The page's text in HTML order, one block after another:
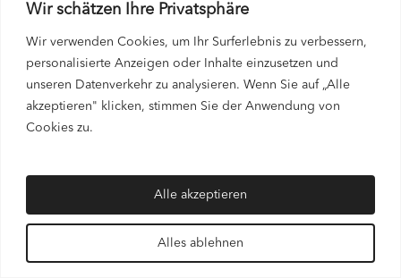
Wir schätzen Ihre Privatsphäre
Wir verwenden Cookies, um Ihr Surferlebnis zu verbessern,
personalisierte Anzeigen oder Inhalte einzusetzen und
unseren Datenverkehr zu analysieren. Wenn Sie auf „Alle
akzeptieren" klicken, stimmen Sie der Anwendung von
Cookies zu.
Alles ablehnen
Alle akzeptieren